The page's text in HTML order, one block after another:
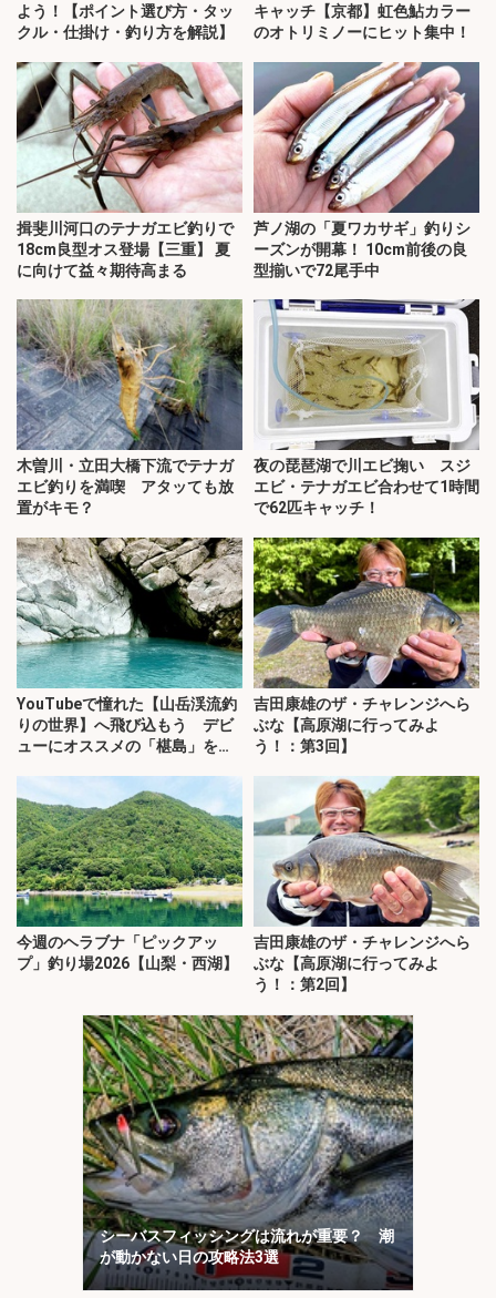
よう！【ポイント選び方・タッ
クル・仕掛け・釣り方を解説】
キャッチ【京都】虹色鮎カラー
のオトリミノーにヒット集中！
揖斐川河口のテナガエビ釣りで
18cm良型オス登場【三重】 夏
に向けて益々期待高まる
芦ノ湖の「夏ワカサギ」釣りシ
ーズンが開幕！ 10cm前後の良
型揃いで72尾手中
木曽川・立田大橋下流でテナガ
エビ釣りを満喫 アタッても放
置がキモ？
夜の琵琶湖で川エビ掬い スジ
エビ・テナガエビ合わせて1時間
で62匹キャッチ！
YouTubeで憧れた【山岳渓流釣
りの世界】へ飛び込もう デビ
ューにオススメの「椹島」を紹
吉田康雄のザ・チャレンジへら
ぶな【高原湖に行ってみよ
う！：第3回】
今週のヘラブナ「ピックアッ
プ」釣り場2026【山梨・西湖】
吉田康雄のザ・チャレンジへら
ぶな【高原湖に行ってみよ
う！：第2回】
シーバスフィッシングは流れが重要？ 潮
が動かない日の攻略法3選